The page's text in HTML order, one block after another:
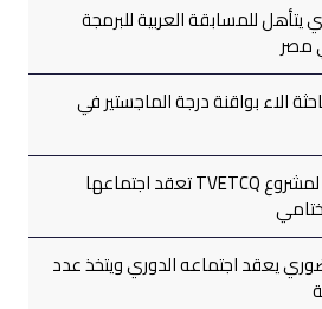
للمسابقة العربية للبرمجة
مصر
الاء بواقنة درجة الماجستير في
اللجنة التوجيهية لمشروع TVETCQ تعقد اجتماعها
يعقد اجتماعه الدوري ويتخذ عدد